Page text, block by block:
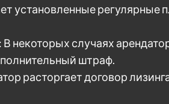
установленные регулярные
некоторых случаях
штраф.
расторгает договор